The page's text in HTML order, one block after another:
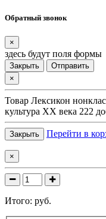
Обратный звонок
×
здесь будут поля формы
Закрыть
Отправить
×
Товар Лексикон
культура XX века 222
Закрыть Перейти в
×
Итого: руб.